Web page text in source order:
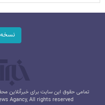
تمامی حقوق این سایت برای خبرآنلاین
Agancy, All rights reserved